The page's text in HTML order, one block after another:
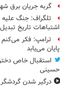
گربه جریان برق
تلگراف: جنگ علیه
اشتباهات تاریخ
ترامپ: فکر می‌کنم
پایان می‌یابد
استقبال خاص
حسینی
درگیر شدن گردشگر